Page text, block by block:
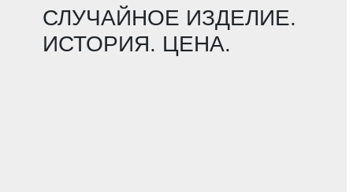
СЛУЧАЙНОЕ ИЗДЕЛИЕ.
ИСТОРИЯ. ЦЕНА.